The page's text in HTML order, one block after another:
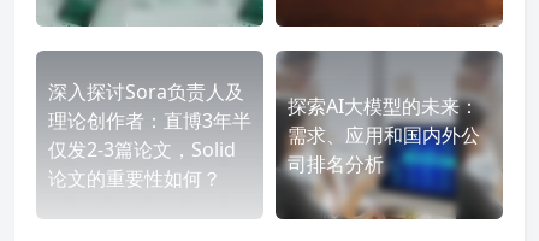
深入探讨Sora负责人及
理论创作者：直博3年半
仅发2-3篇论文，Solid
论文的重要性如何？
探索AI大模型的未来：
需求、应用和国内外公
司排名分析